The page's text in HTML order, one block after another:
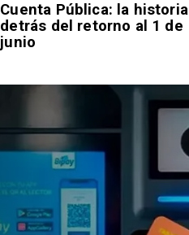
Cuenta Pública: la historia
detrás del retorno al 1 de
junio